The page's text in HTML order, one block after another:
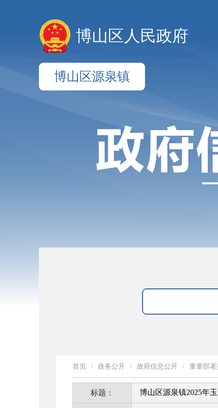
博山区人民政府
博山区源泉镇
首页 / 政务公开 / 政府信息公开 / 重要部
标题： 博山区源泉镇2025年